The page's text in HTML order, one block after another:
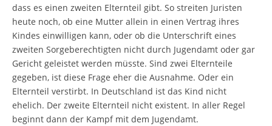
dass es einen zweiten Elternteil gibt. So streiten Juristen
heute noch, ob eine Mutter allein in einen Vertrag ihres
Kindes einwilligen kann, oder ob die Unterschrift eines
zweiten Sorgeberechtigten nicht durch Jugendamt oder gar
Gericht geleistet werden müsste. Sind zwei Elternteile
gegeben, ist diese Frage eher die Ausnahme. Oder ein
Elternteil verstirbt. In Deutschland ist das Kind nicht
ehelich. Der zweite Elternteil nicht existent. In aller Regel
beginnt dann der Kampf mit dem Jugendamt.